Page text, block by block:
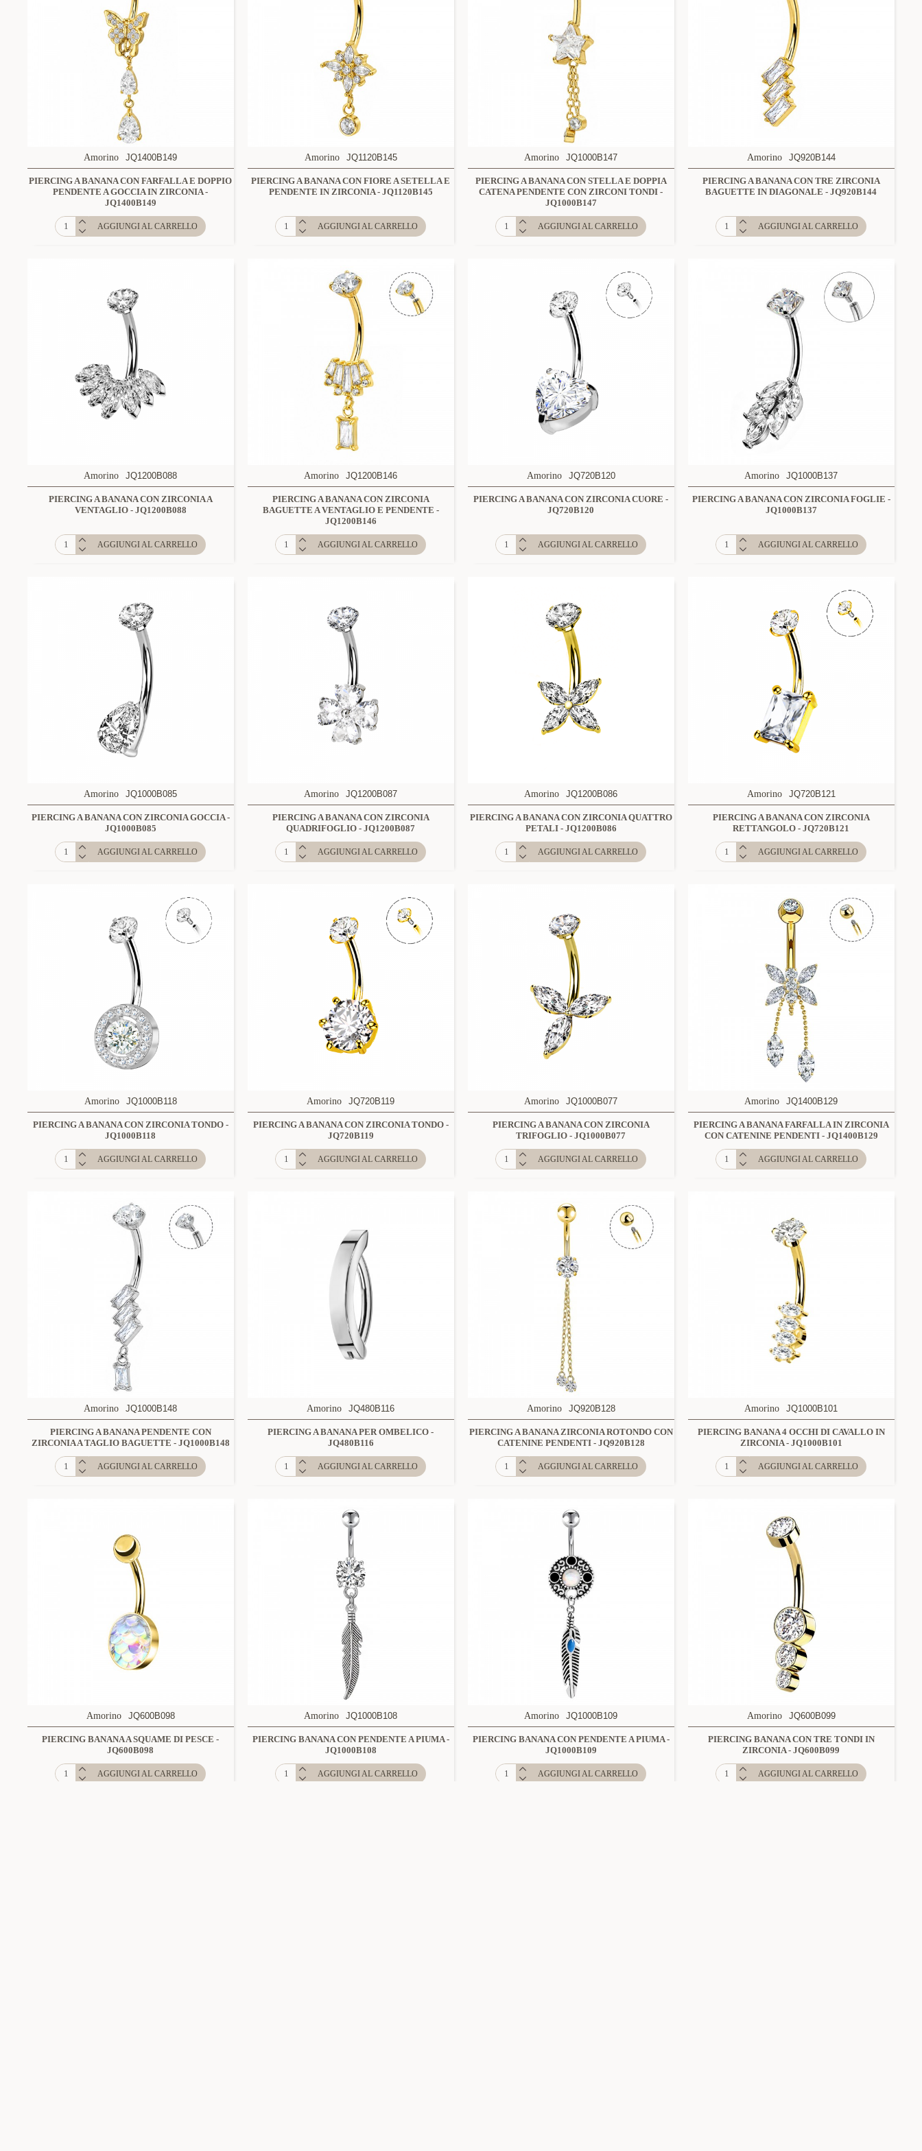
Amorino JQ1400B149
PIERCING A BANANA CON FARFALLA E DOPPIO
PENDENTE A GOCCIA IN ZIRCONIA -
JQ1400B149
AGGIUNGI AL CARRELLO
Amorino JQ1120B145
PIERCING A BANANA CON FIORE A SETELLA E
PENDENTE IN ZIRCONIA - JQ1120B145
AGGIUNGI AL CARRELLO
Amorino JQ1000B147
PIERCING A BANANA CON STELLA E DOPPIA
CATENA PENDENTE CON ZIRCONI TONDI -
JQ1000B147
AGGIUNGI AL CARRELLO
Amorino JQ920B144
PIERCING A BANANA CON TRE ZIRCONIA
BAGUETTE IN DIAGONALE - JQ920B144
AGGIUNGI AL CARRELLO
Amorino JQ1200B088
PIERCING A BANANA CON ZIRCONIA A
VENTAGLIO - JQ1200B088
AGGIUNGI AL CARRELLO
Amorino JQ1200B146
PIERCING A BANANA CON ZIRCONIA
BAGUETTE A VENTAGLIO E PENDENTE -
JQ1200B146
AGGIUNGI AL CARRELLO
Amorino JQ720B120
PIERCING A BANANA CON ZIRCONIA CUORE -
JQ720B120
AGGIUNGI AL CARRELLO
Amorino JQ1000B137
PIERCING A BANANA CON ZIRCONIA FOGLIE -
JQ1000B137
AGGIUNGI AL CARRELLO
Amorino JQ1000B085
PIERCING A BANANA CON ZIRCONIA GOCCIA -
JQ1000B085
AGGIUNGI AL CARRELLO
Amorino JQ1200B087
PIERCING A BANANA CON ZIRCONIA
QUADRIFOGLIO - JQ1200B087
AGGIUNGI AL CARRELLO
Amorino JQ1200B086
PIERCING A BANANA CON ZIRCONIA QUATTRO
PETALI - JQ1200B086
AGGIUNGI AL CARRELLO
Amorino JQ720B121
PIERCING A BANANA CON ZIRCONIA
RETTANGOLO - JQ720B121
AGGIUNGI AL CARRELLO
Amorino JQ1000B118
PIERCING A BANANA CON ZIRCONIA TONDO -
JQ1000B118
AGGIUNGI AL CARRELLO
Amorino JQ720B119
PIERCING A BANANA CON ZIRCONIA TONDO -
JQ720B119
AGGIUNGI AL CARRELLO
Amorino JQ1000B077
PIERCING A BANANA CON ZIRCONIA
TRIFOGLIO - JQ1000B077
AGGIUNGI AL CARRELLO
Amorino JQ1400B129
PIERCING A BANANA FARFALLA IN ZIRCONIA
CON CATENINE PENDENTI - JQ1400B129
AGGIUNGI AL CARRELLO
Amorino JQ1000B148
PIERCING A BANANA PENDENTE CON
ZIRCONIA A TAGLIO BAGUETTE - JQ1000B148
AGGIUNGI AL CARRELLO
Amorino JQ480B116
PIERCING A BANANA PER OMBELICO -
JQ480B116
AGGIUNGI AL CARRELLO
Amorino JQ920B128
PIERCING A BANANA ZIRCONIA ROTONDO CON
CATENINE PENDENTI - JQ920B128
AGGIUNGI AL CARRELLO
Amorino JQ1000B101
PIERCING BANANA 4 OCCHI DI CAVALLO IN
ZIRCONIA - JQ1000B101
AGGIUNGI AL CARRELLO
Amorino JQ600B098
PIERCING BANANA A SQUAME DI PESCE -
JQ600B098
AGGIUNGI AL CARRELLO
Amorino JQ1000B108
PIERCING BANANA CON PENDENTE A PIUMA -
JQ1000B108
AGGIUNGI AL CARRELLO
Amorino JQ1000B109
PIERCING BANANA CON PENDENTE A PIUMA -
JQ1000B109
AGGIUNGI AL CARRELLO
Amorino JQ600B099
PIERCING BANANA CON TRE TONDI IN
ZIRCONIA - JQ600B099
AGGIUNGI AL CARRELLO